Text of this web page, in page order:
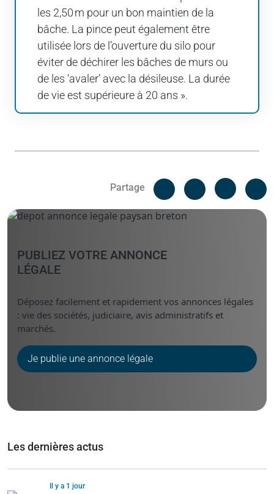
les 2,50 m pour un bon maintien de la
bâche. La pince peut également être
utilisée lors de l’ouverture du silo pour
éviter de déchirer les bâches de murs ou
de les ‘avaler’ avec la désileuse. La durée
de vie est supérieure à 20 ans ».
Partage
Facebook
Linked
PUBLIEZ VOTRE ANNONCE
LÉGALE
Déposez facilement et rapidement vos annonces légales
: vie des sociétés, judiciaire, avis administratifs et
marchés.
Je publie une annonce légale
Les dernières actus
Il y a 1 jour